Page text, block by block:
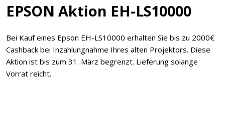
EPSON Aktion EH-LS10000
Bei Kauf eines Epson EH-LS10000 erhalten Sie bis zu 2000€
Cashback bei Inzahlungnahme Ihres alten Projektors. Diese
Aktion ist bis zum 31. März begrenzt. Lieferung solange
Vorrat reicht.